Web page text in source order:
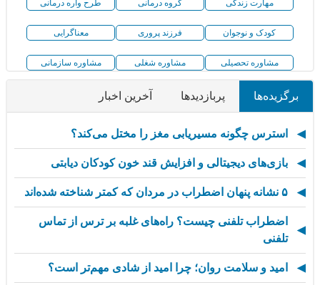
مهارت زندگی گروه درمانی طرح واره درمانی
کودک و نوجوان فرزند پروری معناگرایی
مشاوره تحصیلی مشاوره شغلی مشاوره سازمانی
برگزیده‌ها پربازدیدها آخرین اخبار
استرس چگونه مسیریابی مغز را مختل می‌کند؟
بازی‌های دیجیتالی و افزایش قند خون کودکان دیابتی
۵ نشانه پنهان اضطراب در مردان که کمتر شناخته شده‌اند
اضطراب تلفنی چیست؟ راه‌های غلبه بر ترس از تماس
تلفنی
امید و سلامت روان؛ چرا امید از شادی مهم‌تر است؟